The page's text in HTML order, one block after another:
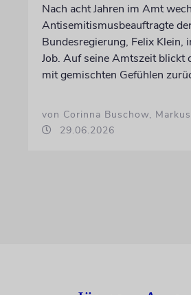
Nach acht Jahren im Amt
Antisemitismusbeauftragte
Bundesregierung, Felix Klein,
Job. Auf seine Amtszeit blickt
mit gemischten Gefühlen
von Corinna Buschow,
29.06.2026